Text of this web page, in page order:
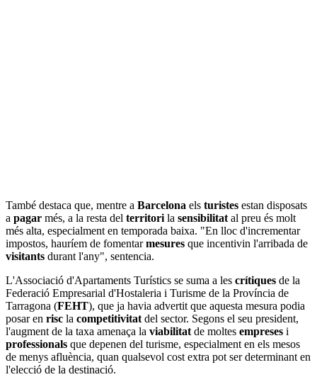
També destaca que, mentre a Barcelona els turistes estan disposats
a pagar més, a la resta del territorila sensibilitatal preu és molt
més alta, especialment en temporada baixa. "En lloc d'incrementar
impostos, hauríem de fomentarmesures que incentivin l'arribada de
visitants durant l'any", sentencia.
L'Associació d'Apartaments Turístics se suma a les crítiques de la
Federació Empresarial d'Hostaleria i Turisme de la Província de
Tarragona (FEHT), que ja havia advertit que aquesta mesura podia
posar en risc la competitivitatdel sector. Segons el seu president,
l'augment de la taxa amenaça la viabilitatde moltes empreses i
professionals que depenen del turisme, especialment en els mesos
de menys afluència, quan qualsevol cost extra pot ser determinant en
l'elecció de la destinació.